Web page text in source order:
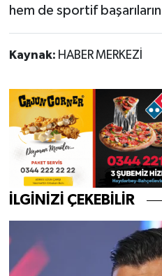
hem de sportif
Kaynak: HABER MERKEZİ